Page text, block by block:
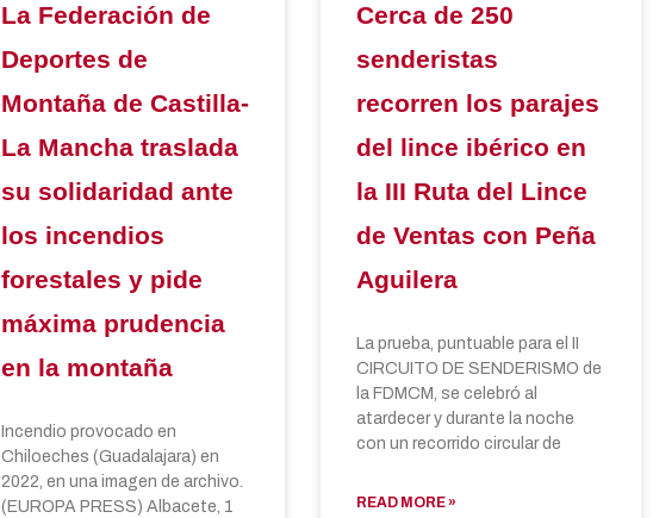
La Federación de
Deportes de
Montaña de Castilla-
La Mancha traslada
su solidaridad ante
los incendios
forestales y pide
máxima prudencia
en la montaña
Incendio provocado en
Chiloeches (Guadalajara) en
2022, en una imagen de archivo.
(EUROPA PRESS) Albacete, 1
Cerca de 250
senderistas
recorren los parajes
del lince ibérico en
la III Ruta del Lince
de Ventas con Peña
Aguilera
La prueba, puntuable para el II
CIRCUITO DE SENDERISMO de
la FDMCM, se celebró al
atardecer y durante la noche
con un recorrido circular de
READ MORE »